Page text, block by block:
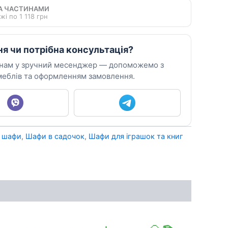
ЧАСТИНАМИ
по 1 118 грн
чи потрібна консультація?
у зручний месенджер — допоможемо з
та оформленням замовлення.
шафи, Шафи в садочок, Шафи для іграшок та книг